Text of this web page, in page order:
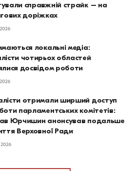
справжній страйк – на
доріжках
локальні медіа:
чотирьох областей
досвідом роботи
отримали ширший доступ
парламентських комітетів:
Юрчишин анонсував подальше
Верховної Ради